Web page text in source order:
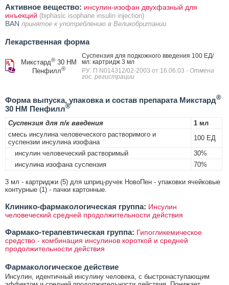
Активное вещество: инсулин-изофан двухфазный для
инъекций (biphasic isophane insulin injection)
BAN принятое к употреблению в Великобритании
Лекарственная форма
Микстард®30 НМ
Пенфилл®
Суспензия для подкожного введения 100 ЕД/
мл: картридж 3 мл
РУ: П N014312/02-2003 от 16.06.03 - Отмена
гос. регистрации
Форма выпуска, упаковка и состав препарата Микстард®
30 НМ Пенфилл®
Суспензия для п/к введения
1 мл
смесь инсулина человеческого растворимого и
суспензии инсулина изофана
100 ЕД
инсулин человеческий растворимый
30%
инсулина изофана суспензия
70%
3 мл - картриджи (5) для шприц-ручек НовоПен - упаковки ячейковые
контурные (1) - пачки картонные.
Клинико-фармакологическая группа: Инсулин
человеческий средней продолжительности действия
Фармако-терапевтическая группа: Гипогликемическое
средство - комбинация инсулинов короткой и средней
продолжительности действия
Фармакологическое действие
Инсулин, идентичный инсулину человека, с быстронаступающим